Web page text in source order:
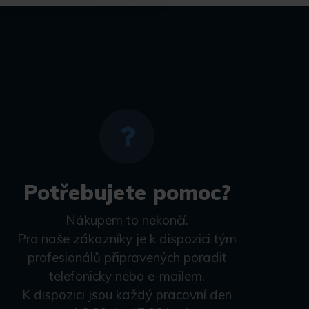
Potřebujete pomoc?
Nákupem to nekončí.
Pro naše zákazníky je k dispozici tým
profesionálů připravených poradit
telefonicky nebo e-mailem.
K dispozici jsou každý pracovní den